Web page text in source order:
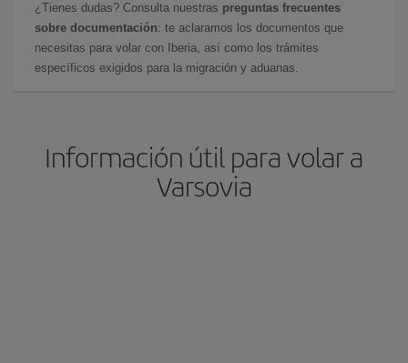
¿Tienes dudas? Consulta nuestras preguntas frecuentes
sobre documentación: te aclaramos los documentos que
necesitas para volar con Iberia, así como los trámites
específicos exigidos para la migración y aduanas.
Información útil para volar a
Varsovia